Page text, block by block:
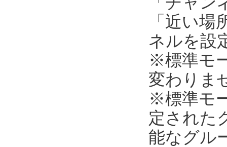
「近い
ネルを設
※標準モ
変わりま
※標準モ
定された
能なグル